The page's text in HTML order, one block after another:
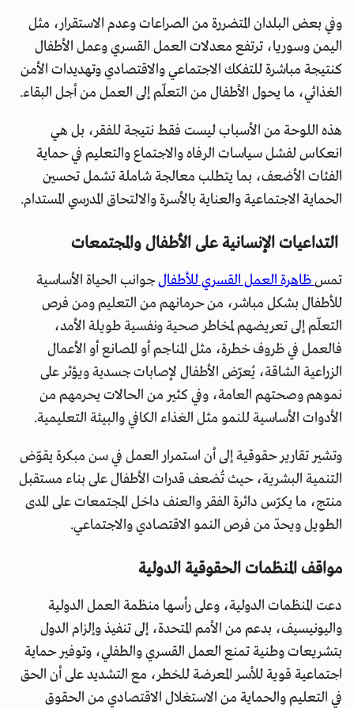
وفي بعض البلدان المتضررة من الصراعات وعدم الاستقرار، مثل
اليمن وسوريا، ترتفع معدلات العمل القسري وعمل الأطفال
كنتيجة مباشرة للتفكك الاجتماعي والاقتصادي وتهديدات الأمن
الغذائي، ما يحول الأطفال من التعلّم إلى العمل من أجل البقاء.
هذه اللوحة من الأسباب ليست فقط نتيجة للفقر، بل هي
انعكاس لفشل سياسات الرفاه والاجتماع والتعليم في حماية
الفئات الأضعف، بما يتطلب معالجة شاملة تشمل تحسين
الحماية الاجتماعية والعناية بالأسرة والالتحاق المدرسي المستدام.
التداعيات الإنسانية على الأطفال والمجتمعات
تمسظاهرة العمل القسري للأطفالجوانب الحياة الأساسية
للأطفال بشكل مباشر، من حرمانهم من التعليم ومن فرص
التعلّم إلى تعريضهم لمخاطر صحية ونفسية طويلة الأمد،
فالعمل في ظروف خطرة، مثل المناجم أو المصانع أو الأعمال
الزراعية الشاقة، يُعرّض الأطفال لإصابات جسدية ويؤثر على
نموهم وصحتهم العامة، وفي كثير من الحالات يحرمهم من
الأدوات الأساسية للنمو مثل الغذاء الكافي والبيئة التعليمية.
وتشير تقارير حقوقية إلى أن استمرار العمل في سن مبكرة يقوّض
التنمية البشرية، حيث تُضعف قدرات الأطفال على بناء مستقبل
منتج، ما يكرّس دائرة الفقر والعنف داخل المجتمعات على المدى
الطويل ويحدّ من فرص النمو الاقتصادي والاجتماعي.
مواقف المنظمات الحقوقية الدولية
دعت المنظمات الدولية، وعلى رأسها منظمة العمل الدولية
واليونيسيف، بدعم من الأمم المتحدة، إلى تنفيذ وإلزام الدول
بتشريعات وطنية تمنع العمل القسري والطفلي، وتوفير حماية
اجتماعية قوية للأسر المعرضة للخطر، مع التشديد على أن الحق
في التعليم والحماية من الاستغلال الاقتصادي من الحقوق